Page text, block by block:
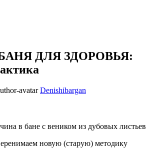
ДЛЯ ЗДОРОВЬЯ:
Denishibargan
новую (старую) методику